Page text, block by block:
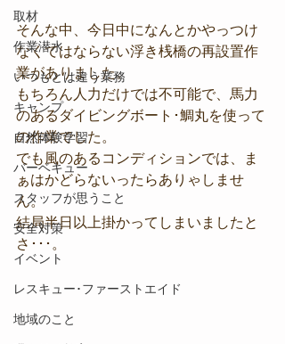
取材
作業潜水
いつもとは違う業務
キャンプ
自然体験学習
バーベキュー
スタッフが思うこと
安全対策
イベント
レスキュー･ファーストエイド
地域のこと
そんな中、今日中になんとかやっつけ
なくてはならない浮き桟橋の再設置作
業がありました。
もちろん人力だけでは不可能で、馬力
のあるダイビングボート･鯛丸を使って
の作業でした。
でも風のあるコンディションでは、ま
ぁはかどらないったらありゃしませ
ん。
結局半日以上掛かってしまいましたと
さ･･･。